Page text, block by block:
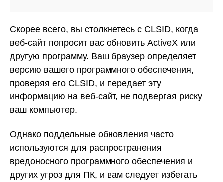
Скорее всего, вы столкнетесь с CLSID, когда
веб-сайт попросит вас обновить ActiveX или
другую программу. Ваш браузер определяет
версию вашего программного обеспечения,
проверяя его CLSID, и передает эту
информацию на веб-сайт, не подвергая риску
ваш компьютер.
Однако поддельные обновления часто
используются для распространения
вредоносного программного обеспечения и
других угроз для ПК, и вам следует избегать